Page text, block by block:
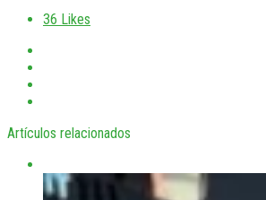
36 Likes
Artículos relacionados